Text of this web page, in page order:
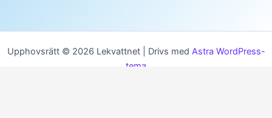
Upphovsrätt © 2026 Lekvattnet | Drivs med Astra WordPress-
tema